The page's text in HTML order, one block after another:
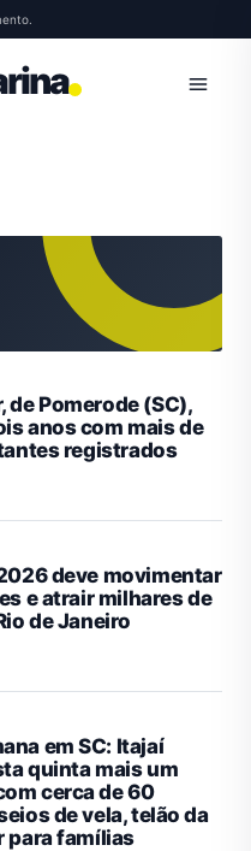
Abrir
de Pomerode (SC),
anos com mais de
registrados
deve movimentar
e atrair milhares de
de Janeiro
em SC: Itajaí
quinta mais um
cerca de 60
de vela, telão da
para famílias